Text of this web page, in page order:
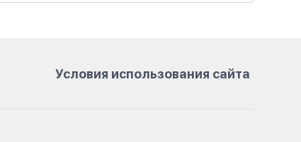
Условия использования сайта